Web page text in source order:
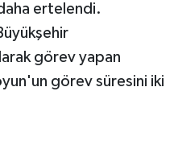
ertelendi.
görev yapan
görev süresini iki